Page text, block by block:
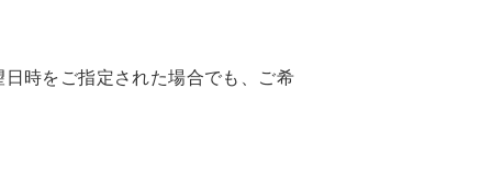
時をご指定された場合でも、ご希